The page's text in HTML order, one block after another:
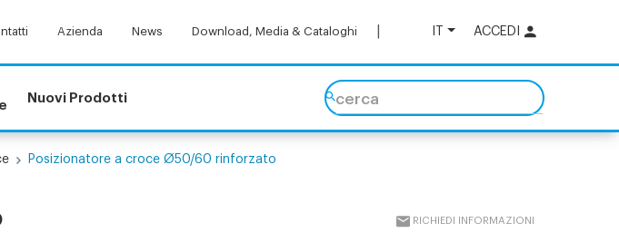
ACCEDI
Azienda News Download, Media & Cataloghi
Nuovi Prodotti cerca
Posizionatore a croce Ø50/60 rinforzato
RICHIEDI INFORMAZIONI